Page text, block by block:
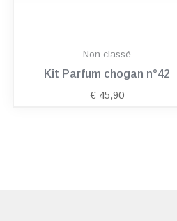
Non classé
Kit Parfum chogan n°42
€ 45,90